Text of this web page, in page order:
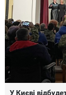
У Києві